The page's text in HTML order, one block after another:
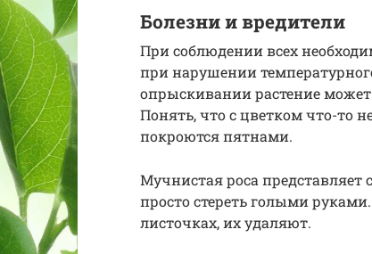
Болезни и вредители
При соблюдении всех
при нарушении
опрыскивании растение
Понять, что с цветком что-то
покроются пятнами.
Мучнистая роса
просто стереть голыми
листочках, их удаляют.